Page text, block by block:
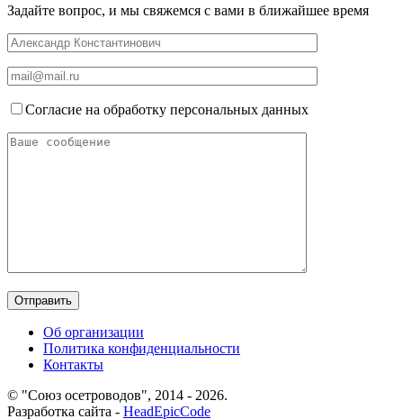
Задайте вопрос, и мы свяжемся с вами в ближайшее время
Согласие на обработку персональных данных
Об организации
Политика конфиденциальности
Контакты
© "Союз осетроводов", 2014 - 2026.
Разработка сайта - HeadEpicCode